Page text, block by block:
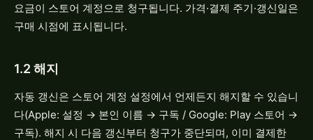
요금이 스토어 계정으로 청구됩니다. 가격·결제 주기·갱신일은
구매 시점에 표시됩니다.
1.2 해지
자동 갱신은 스토어 계정 설정에서 언제든지 해지할 수 있습니
다(Apple: 설정 → 본인 이름 → 구독 / Google: Play 스토어 →
구독). 해지 시 다음 갱신부터 청구가 중단되며, 이미 결제한